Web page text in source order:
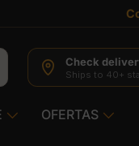
Check
Ships to 40+
OFERTAS